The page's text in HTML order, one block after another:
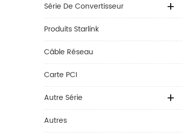
Série De Convertisseur
Produits Starlink
Câble Réseau
Carte PCI
Autre Série
Autres